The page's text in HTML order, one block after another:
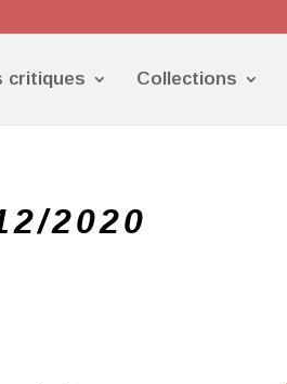
critiques Collections
2020